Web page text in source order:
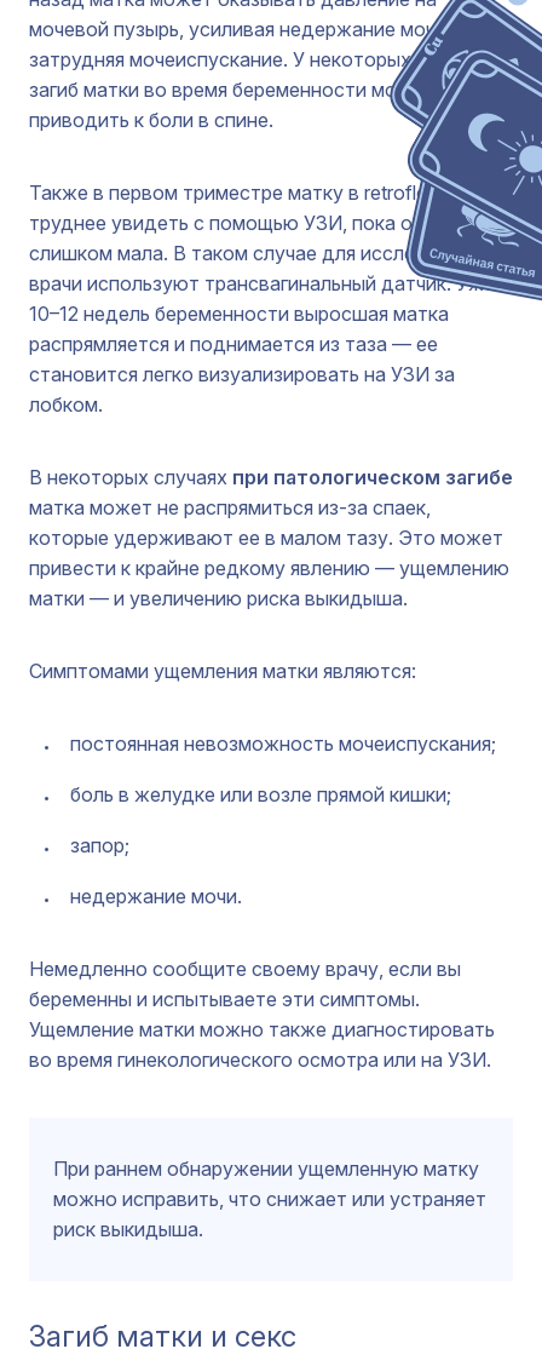
мочевой пузырь, усиливая недержание мочи либо
затрудняя мочеиспускание. У некоторых женщин
загиб матки во время беременности может
приводить к боли в спине.
Также в первом триместре матку в retroflexio
труднее увидеть с помощью УЗИ, пока она еще
слишком мала. В таком случае для исследования
врачи используют трансвагинальный датчик. Уже в
10–12 недель беременности выросшая матка
распрямляется и поднимается из таза — ее
становится легко визуализировать на УЗИ за
лобком.
В некоторых случаях при патологическом загибе
матка может не распрямиться из-за спаек,
которые удерживают ее в малом тазу. Это может
привести к крайне редкому явлению — ущемлению
матки — и увеличению риска выкидыша.
Симптомами ущемления матки являются:
постоянная невозможность мочеиспускания;
боль в желудке или возле прямой кишки;
запор;
недержание мочи.
Немедленно сообщите своему врачу, если вы
беременны и испытываете эти симптомы.
Ущемление матки можно также диагностировать
во время гинекологического осмотра или на УЗИ.
При раннем обнаружении ущемленную матку
можно исправить, что снижает или устраняет
риск выкидыша.
Загиб матки и секс